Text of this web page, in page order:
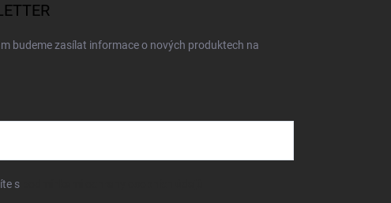
budeme zasílat informace o nových produktech na
s